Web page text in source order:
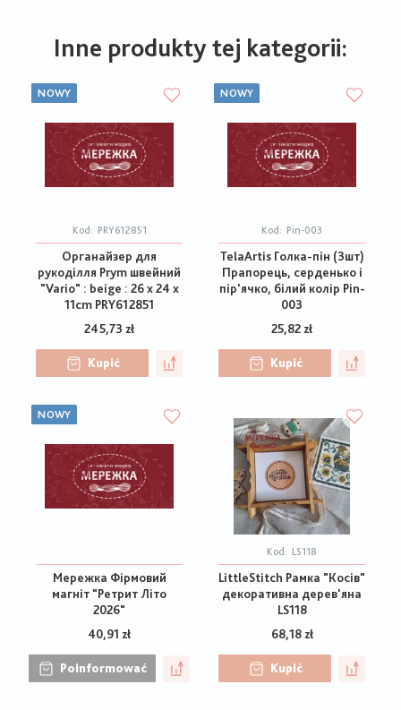
Inne produkty tej kategorii:
NOWY
Kod: PRY612851
Органайзер для
рукоділля Prym швейний
"Vario" : beige : 26 x 24 x
11cm PRY612851
245,73 zł
Kupić
NOWY
Kod: Pin-003
TelaArtis Голка-пін (3шт)
Прапорець, серденько і
пір'ячко, білий колір Pin-
003
25,82 zł
Kupić
NOWY
Мережка Фірмовий
магніт "Ретрит Літо
2026"
40,91 zł
Poinformować
Kod: LS118
LittleStitch Рамка "Косів"
декоративна дерев'яна
LS118
68,18 zł
Kupić